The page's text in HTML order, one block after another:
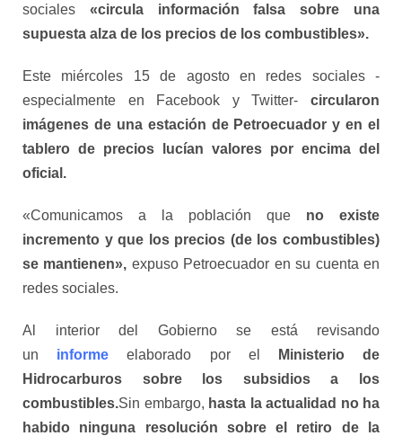
sociales «circula información falsa sobre una
supuesta alza de los precios de los combustibles».
Este miércoles 15 de agosto en redes sociales -
especialmente en Facebook y Twitter- circularon
imágenes de una estación de Petroecuador y en el
tablero de precios lucían valores por encima del
oficial.
«Comunicamos a la población que no existe
incremento y que los precios (de los combustibles)
se mantienen», expuso Petroecuador en su cuenta en
redes sociales.
Al interior del Gobierno se está revisando
un informe elaborado por el
Ministerio de
Hidrocarburos sobre los subsidios a los
combustibles.Sin embargo, hasta la actualidad no ha
habido ninguna resolución sobre el retiro de la